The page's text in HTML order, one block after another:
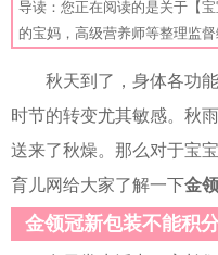
收藏：32 分享：54 爆
导读：您正在阅读的是关于【
的宝妈，高级营养师等整理监督
秋天到了，身体各功
时节的转变尤其敏感。秋
送来了秋燥。那么对于宝
育儿网给大家了解一下金
金领冠新包装不能积